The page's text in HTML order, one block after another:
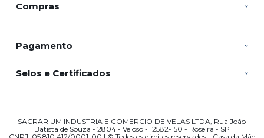
Compras
Pagamento
Selos e Certificados
SACRARIUM INDUSTRIA E COMERCIO DE VELAS LTDA, Rua João
Batista de Souza - 2804 - Veloso - 12582-150 - Roseira - SP